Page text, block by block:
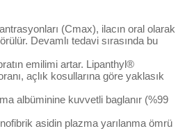
(Cmax), ilacın oral olarak
Devamlı tedavi sırasında bu
emilimi artar. Lipanthyl®
açlık kosullarına göre yaklasık
albüminine kuvvetli baglanır (%99
asidin plazma yarılanma ömrü